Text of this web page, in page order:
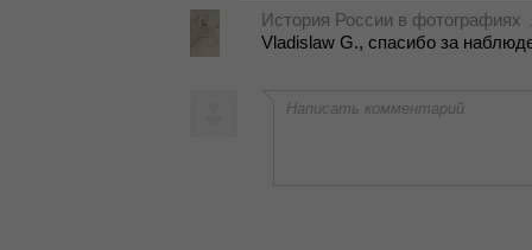
История России в фотографиях
Vladislaw G., спа­си­бо за
Написать комментарий